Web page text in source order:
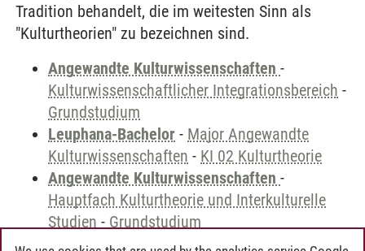
Tradition behandelt, die im weitesten Sinn als
"Kulturtheorien" zu bezeichnen sind.
Angewandte Kulturwissenschaften -
Kulturwissenschaftlicher Integrationsbereich -
Grundstudium
Leuphana-Bachelor - Major Angewandte
Kulturwissenschaften - KI 02 Kulturtheorie
Angewandte Kulturwissenschaften -
Hauptfach Kulturtheorie und Interkulturelle
Studien - Grundstudium